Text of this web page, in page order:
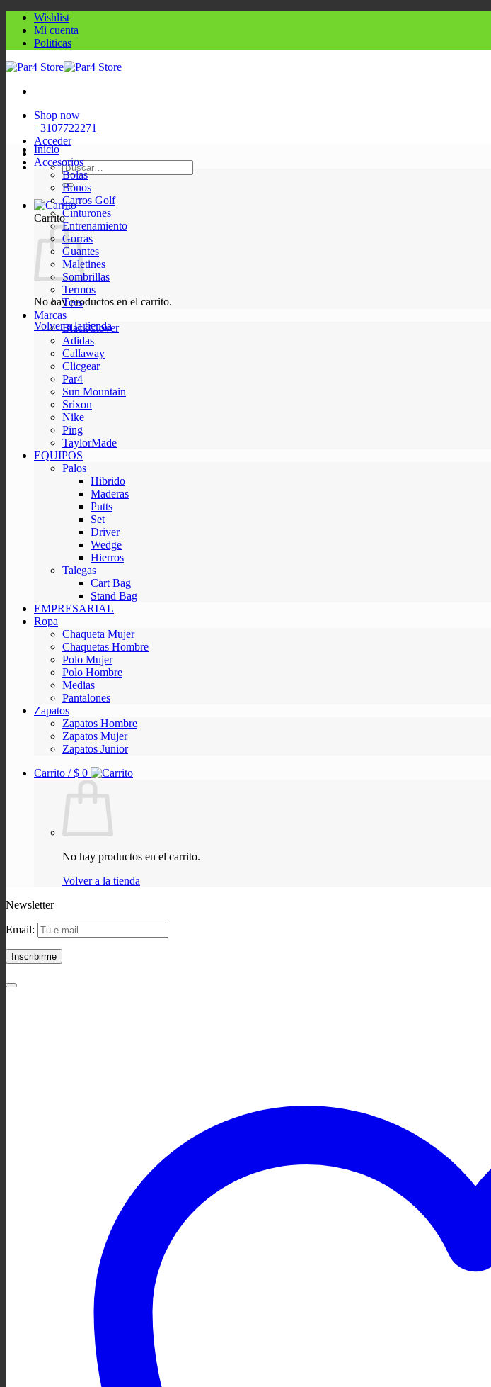
Saltar
contenido
Wishlist
Mi cuenta
Politicas
Shop now
+3107722271
Acceder
Buscar
por:
Carrito
No hay productos en el carrito.
Volver a la tienda
Inicio
Accesorios
Bolas
Bonos
Carros Golf
Cinturones
Entrenamiento
Gorras
Guantes
Maletines
Sombrillas
Termos
Tees
Marcas
BlackClover
Adidas
Callaway
Clicgear
Par4
Sun Mountain
Srixon
Nike
Ping
TaylorMade
EQUIPOS
Palos
Hibrido
Maderas
Putts
Set
Driver
Wedge
Hierros
Talegas
Cart Bag
Stand Bag
EMPRESARIAL
Ropa
Chaqueta Mujer
Chaquetas Hombre
Polo Mujer
Polo Hombre
Medias
Pantalones
Zapatos
Zapatos Hombre
Zapatos Mujer
Zapatos Junior
Carrito /$ 0
No hay productos en el carrito.
Volver a la tienda
Newsletter
Email: